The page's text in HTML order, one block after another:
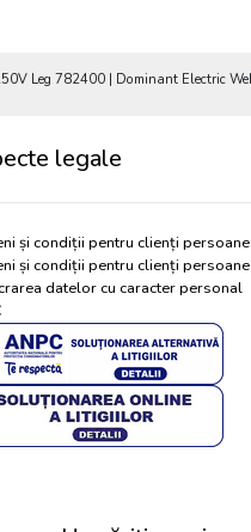
Leg 782400 | Dominant Electric
legale
și condiții pentru clienți
și condiții pentru clienți
datelor cu caracter personal